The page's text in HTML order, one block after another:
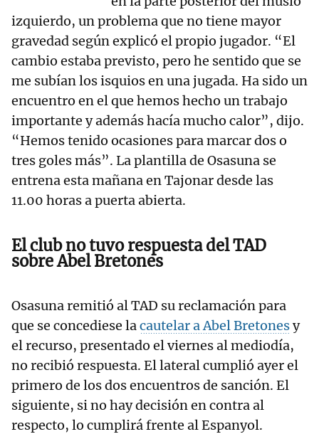
izquierdo, un problema que no tiene mayor
gravedad según explicó el propio jugador. “El
cambio estaba previsto, pero he sentido que se
me subían los isquios en una jugada. Ha sido un
encuentro en el que hemos hecho un trabajo
importante y además hacía mucho calor”, dijo.
“Hemos tenido ocasiones para marcar dos o
tres goles más”. La plantilla de Osasuna se
entrena esta mañana en Tajonar desde las
11.00 horas a puerta abierta.
El club no tuvo respuesta del TAD
sobre Abel Bretones
Osasuna remitió al TAD su reclamación para
que se concediese lacautelar a Abel Bretonesy
el recurso, presentado el viernes al mediodía,
no recibió respuesta. El lateral cumplió ayer el
primero de los dos encuentros de sanción. El
siguiente, si no hay decisión en contra al
respecto, lo cumplirá frente al Espanyol.